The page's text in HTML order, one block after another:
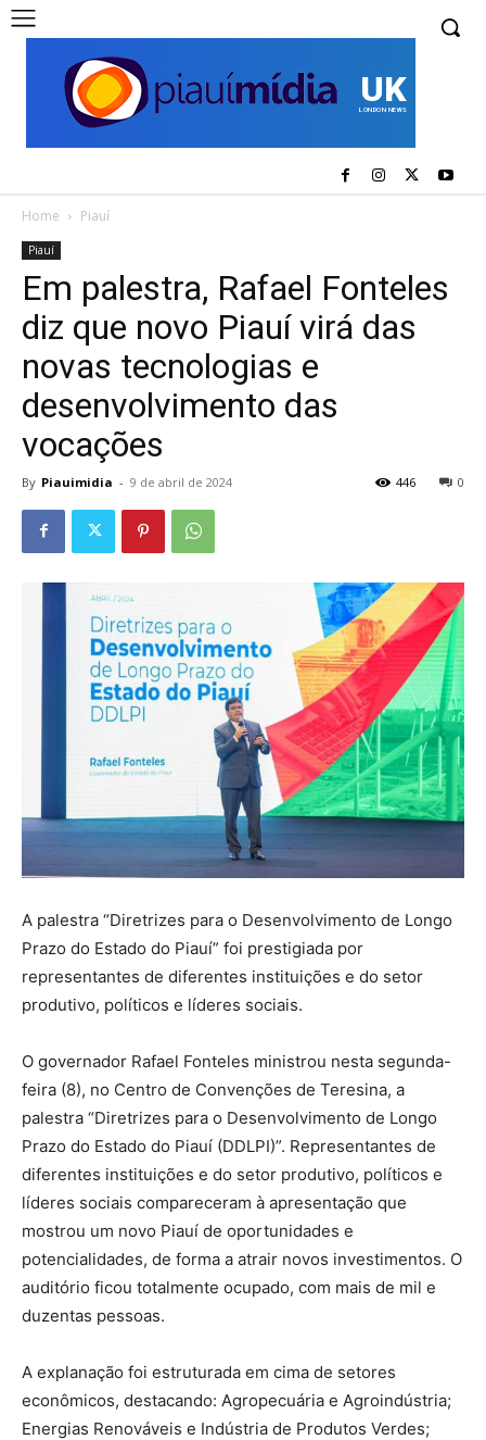
UK
LONDON NEWS
Home Piauí
Piauí
Em palestra, Rafael Fonteles
diz que novo Piauí virá das
novas tecnologias e
desenvolvimento das
vocações
By Piauimidia - 9 de abril de 2024 0
446
A palestra “Diretrizes para o Desenvolvimento de Longo
Prazo do Estado do Piauí” foi prestigiada por
representantes de diferentes instituições e do setor
produtivo, políticos e líderes sociais.
O governador Rafael Fonteles ministrou nesta segunda-
feira (8), no Centro de Convenções de Teresina, a
palestra “Diretrizes para o Desenvolvimento de Longo
Prazo do Estado do Piauí (DDLPI)”. Representantes de
diferentes instituições e do setor produtivo, políticos e
líderes sociais compareceram à apresentação que
mostrou um novo Piauí de oportunidades e
potencialidades, de forma a atrair novos investimentos. O
auditório ficou totalmente ocupado, com mais de mil e
duzentas pessoas.
A explanação foi estruturada em cima de setores
econômicos, destacando: Agropecuária e Agroindústria;
Energias Renováveis e Indústria de Produtos Verdes;